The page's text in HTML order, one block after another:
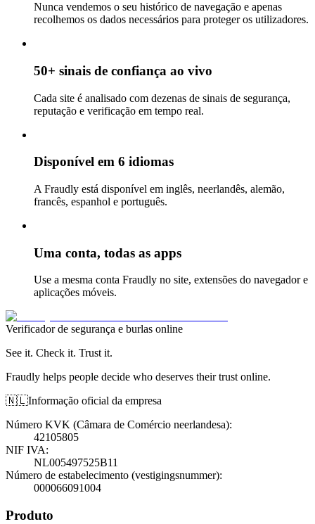
Nunca vendemos o seu histórico de navegação e apenas
recolhemos os dados necessários para proteger os utilizadores.
50+ sinais de confiança ao vivo
Cada site é analisado com dezenas de sinais de segurança,
reputação e verificação em tempo real.
Disponível em 6 idiomas
A Fraudly está disponível em inglês, neerlandês, alemão,
francês, espanhol e português.
Uma conta, todas as apps
Use a mesma conta Fraudly no site, extensões do navegador e
aplicações móveis.
Verificador de segurança e burlas online
See it. Check it. Trust it.
Fraudly helps people decide who deserves their trust online.
🇳🇱Informação oficial da empresa
Número KVK (Câmara de Comércio neerlandesa):
42105805
NIF IVA:
NL005497525B11
Número de estabelecimento (vestigingsnummer):
000066091004
Produto